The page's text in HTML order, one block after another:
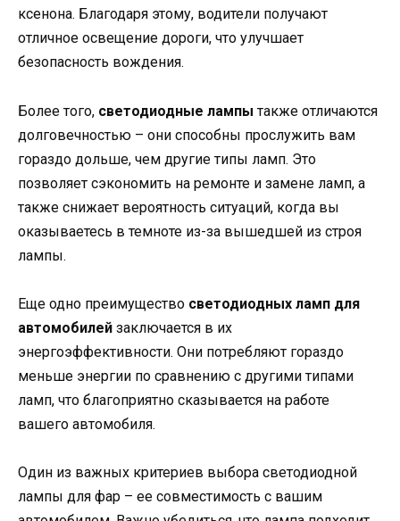
ксенона. Благодаря этому, водители получают
отличное освещение дороги, что улучшает
безопасность вождения.
Более того, светодиодные лампы также отличаются
долговечностью – они способны прослужить вам
гораздо дольше, чем другие типы ламп. Это
позволяет сэкономить на ремонте и замене ламп, а
также снижает вероятность ситуаций, когда вы
оказываетесь в темноте из-за вышедшей из строя
лампы.
Еще одно преимущество светодиодных ламп для
автомобилей заключается в их
энергоэффективности. Они потребляют гораздо
меньше энергии по сравнению с другими типами
ламп, что благоприятно сказывается на работе
вашего автомобиля.
Один из важных критериев выбора светодиодной
лампы для фар – ее совместимость с вашим